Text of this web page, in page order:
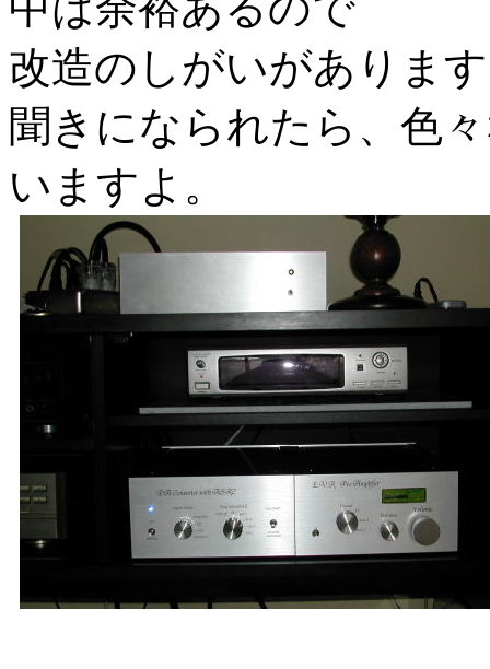
改造のしがいがありま
聞きになられたら、色
いますよ。